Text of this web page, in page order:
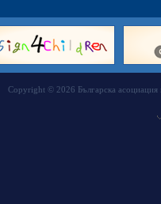
Copyright © 2026 Българска асоциация